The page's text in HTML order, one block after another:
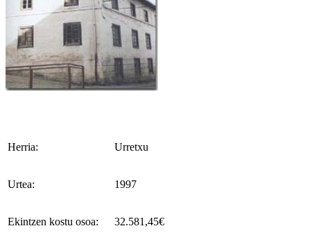
Herria: Urretxu
Urtea: 1997
Ekintzen kostu osoa: 32.581,45€